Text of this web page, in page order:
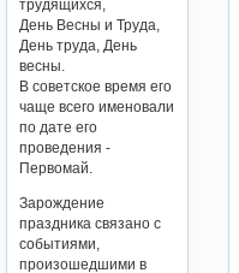
трудящихся,
День Весны и Труда,
День труда, День
весны.
В советское время его
чаще всего именовали
по дате его
проведения -
Первомай.
Зарождение
праздника связано с
событиями,
произошедшими в